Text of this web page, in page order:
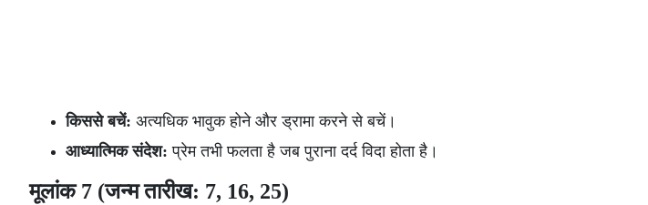
किससे बचें: अत्यधिक भावुक होने और ड्रामा करने से बचें।
आध्यात्मिक संदेश: प्रेम तभी फलता है जब पुराना दर्द विदा होता है।
मूलांक 7 (जन्म तारीख: 7, 16, 25)